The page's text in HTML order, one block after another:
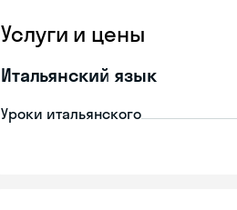
Услуги и цены
Итальянский язык
Уроки итальянского